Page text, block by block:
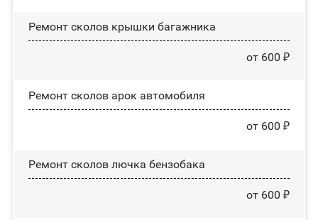
Ремонт сколов крышки багажника
от 600 ₽
Ремонт сколов арок автомобиля
от 600 ₽
Ремонт сколов лючка бензобака
от 600 ₽